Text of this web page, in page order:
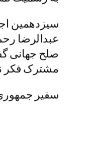
عبدالرضا
صلح جهانی
مشترک فکر
سفیر